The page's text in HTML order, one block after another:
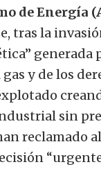
de Energía
tras la
generada
y de los
sin
reclamado